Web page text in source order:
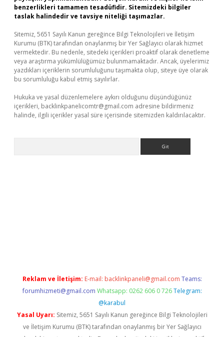
benzerlikleri tamamen tesadüfidir. Sitemizdeki bilgiler
taslak halindedir ve tavsiye niteliği taşımazlar.
Sitemiz, 5651 Sayılı Kanun gereğince Bilgi Teknolojileri ve İletişim
Kurumu (BTK) tarafından onaylanmış bir Yer Sağlayıcı olarak hizmet
vermektedir. Bu nedenle, sitedeki içerikleri proaktif olarak denetleme
veya araştırma yükümlülüğümüz bulunmamaktadır. Ancak, üyelerimiz
yazdıkları içeriklerin sorumluluğunu taşımakta olup, siteye üye olarak
bu sorumluluğu kabul etmiş sayılırlar.
Hukuka ve yasal düzenlemelere aykırı olduğunu düşündüğünüz
içerikleri, backlinkpanelicomtr@gmail.com adresine bildirmeniz
halinde, ilgili içerikler yasal süre içerisinde sitemizden kaldırılacaktır.
Reklam ve İletişim: E-mail: backlinkpaneli@gmail.com Teams:
forumhizmeti@gmail.com Whatsapp: 0262 606 0 726 Telegram:
@karabul
Yasal Uyarı: Sitemiz, 5651 Sayılı Kanun gereğince Bilgi Teknolojileri
ve İletişim Kurumu (BTK) tarafından onaylanmış bir Yer Sağlayıcı